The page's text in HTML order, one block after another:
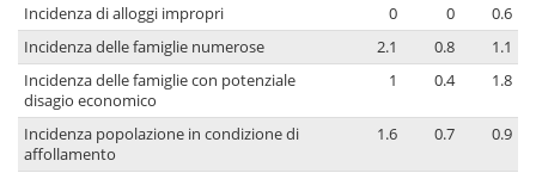
Incidenza di alloggi impropri 0 0
0.6
Incidenza delle famiglie numerose
2.1 0.8
1.1
Incidenza delle famiglie con potenziale
disagio economico
1 0.4 1.8
Incidenza popolazione in condizione di
affollamento
1.6 0.7 0.9